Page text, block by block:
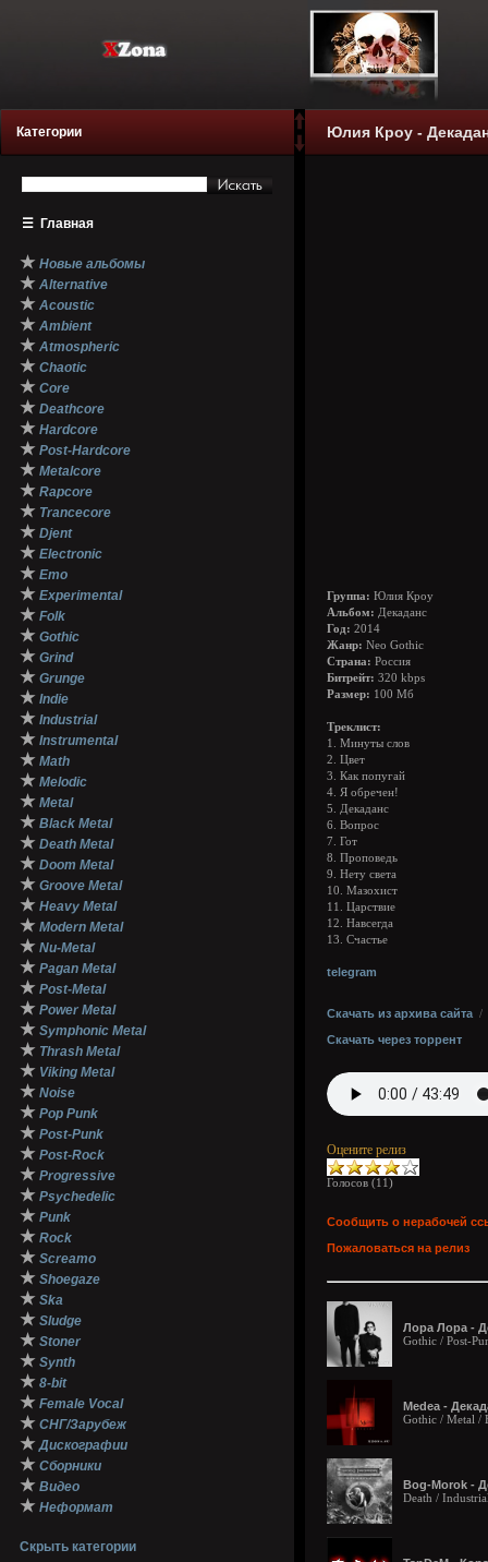
Категории
☰ Главная
★ Новые альбомы
★ Alternative
★ Acoustic
★ Ambient
★ Atmospheric
★ Chaotic
★ Core
★ Deathcore
★ Hardcore
★ Post-Hardcore
★ Metalcore
★ Rapcore
★ Trancecore
★ Djent
★ Electronic
★ Emo
★ Experimental
★ Folk
★ Gothic
★ Grind
★ Grunge
★ Indie
★ Industrial
★ Instrumental
★ Math
★ Melodic
★ Metal
★ Black Metal
★ Death Metal
★ Doom Metal
★ Groove Metal
★ Heavy Metal
★ Modern Metal
★ Nu-Metal
★ Pagan Metal
★ Post-Metal
★ Power Metal
★ Symphonic Metal
★ Thrash Metal
★ Viking Metal
★ Noise
★ Pop Punk
★ Post-Punk
★ Post-Rock
★ Progressive
★ Psychedelic
★ Punk
★ Rock
★ Screamo
★ Shoegaze
★ Ska
★ Sludge
★ Stoner
★ Synth
★ 8-bit
★ Female Vocal
★ СНГ/Зарубеж
★ Дискографии
★ Сборники
★ Видео
★ Неформат
Скрыть категории
Юлия Кроу -
Группа: Юлия Кроу
Альбом: Декаданс
Год: 2014
Жанр: Neo Gothic
Страна: Россия
Битрейт: 320 kbps
Размер: 100 Мб
Треклист:
1. Минуты слов
2. Цвет
3. Как попугай
4. Я обречен!
5. Декаданс
6. Вопрос
7. Гот
8. Проповедь
9. Нету света
10. Мазохист
11. Царствие
12. Навсегда
13. Счастье
telegram
Скачать из архива сайта /
Скачать через торрент
Оцените релиз
Голосов (11)
Сообщить о нерабочей
Пожаловаться на релиз
Лора Лора -
Gothic / Post-
Medea -
Gothic / Metal /
Bog-Morok -
Death /